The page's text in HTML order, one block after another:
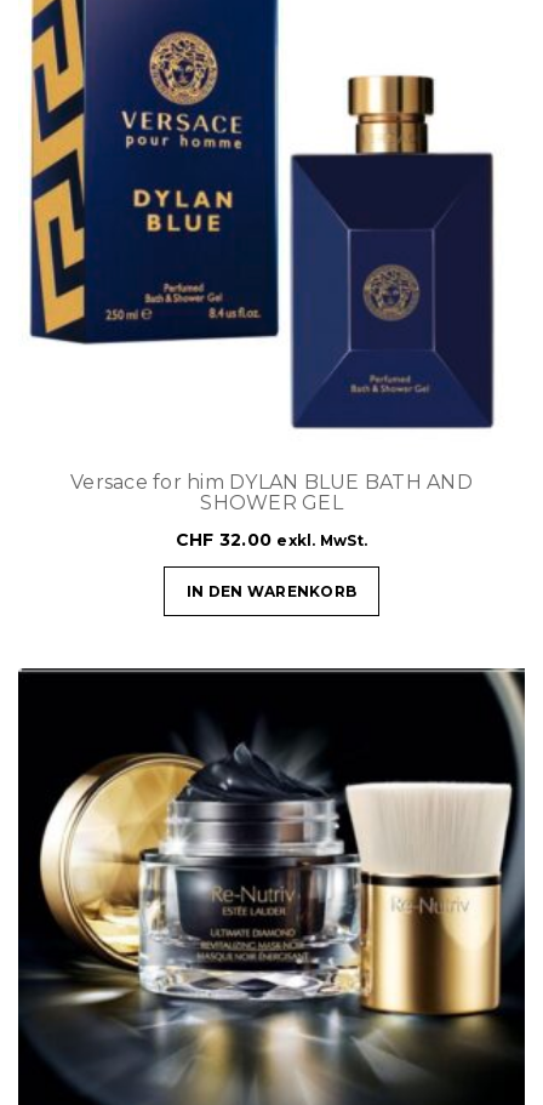
Versace for him DYLAN BLUE BATH AND
SHOWER GEL
CHF 32.00 exkl. MwSt.
IN DEN WARENKORB